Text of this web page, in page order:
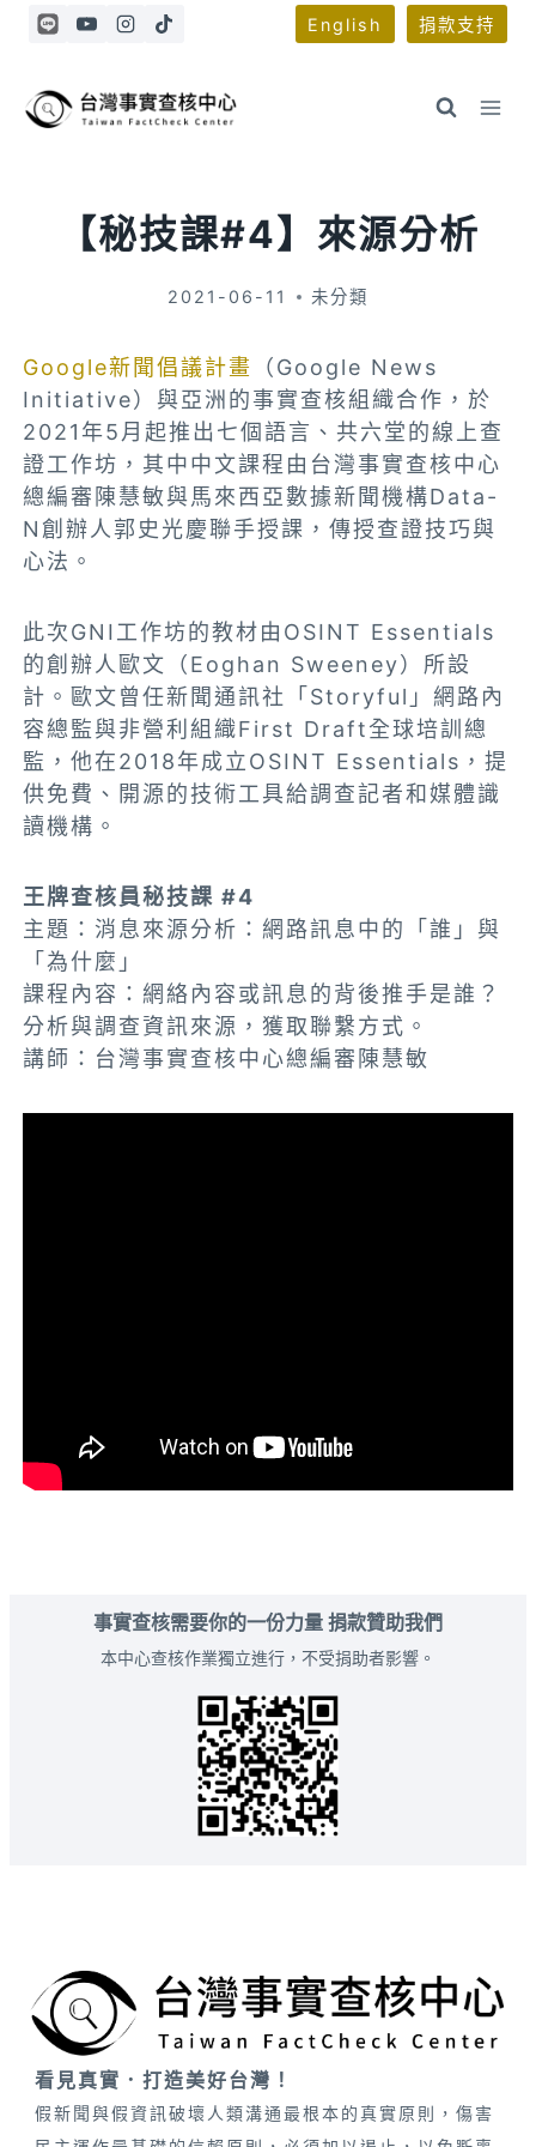
Skip
English 捐款支持
【秘技課#4】來源分析
2021-06-11 未分類
Google新聞倡議計畫
（Google News
Initiative）與亞洲的事實查核組織合作，於
2021年5月起推出七個語言、共六堂的線上查
證工作坊，其中中文課程由台灣事實查核中心
總編審陳慧敏與馬來西亞數據新聞機構Data-
N創辦人郭史光慶聯手授課，傳授查證技巧與
心法。
此次GNI工作坊的教材由OSINT Essentials
的創辦人歐文（Eoghan Sweeney）所設
計。歐文曾任新聞通訊社「Storyful」網路內
容總監與非營利組織First Draft全球培訓總
監，他在2018年成立OSINT Essentials，提
供免費、開源的技術工具給調查記者和媒體識
讀機構。
王牌查核員秘技課 #4
主題：消息來源分析：網路訊息中的「誰」與
「為什麼」
課程內容：網絡內容或訊息的背後推手是誰？
分析與調查資訊來源，獲取聯繫方式。
講師：台灣事實查核中心總編審陳慧敏
事實查核需要你的一份力量 捐款贊助我們
本中心查核作業獨立進行，不受捐助者影響。
看見真實．打造美好台灣！
假新聞與假資訊破壞人類溝通最根本的真實原則，傷害